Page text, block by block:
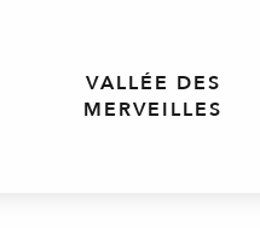
VALLÉE DES
MERVEILLES